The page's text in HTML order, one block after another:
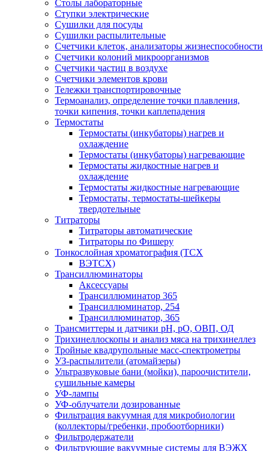
Столы лабораторные
Ступки электрические
Сушилки для посуды
Сушилки распылительные
Счетчики клеток, анализаторы жизнеспособности
Счетчики колоний микроорганизмов
Счетчики частиц в воздухе
Счетчики элементов крови
Тележки транспортировочные
Термоанализ, определение точки плавления,
точки кипения, точки каплепадения
Термостаты
Термостаты (инкубаторы) нагрев и
охлаждение
Термостаты (инкубаторы) нагревающие
Термостаты жидкостные нагрев и
охлаждение
Термостаты жидкостные нагревающие
Термостаты, термостаты-шейкеры
твердотельные
Титраторы
Титраторы автоматические
Титраторы по Фишеру
Тонкослойная хроматография (ТСХ
ВЭТСХ)
Трансиллюминаторы
Аксессуары
Трансиллюминатор 365
Трансиллюминатор, 254
Трансиллюминатор, 365
Трансмиттеры и датчики рН, рО, ОВП, ОД
Трихинеллоскопы и анализ мяса на трихинеллез
Тройные квадрупольные масс-спектрометры
УЗ-распылители (атомайзеры)
Ультразвуковые бани (мойки), пароочистители,
сушильные камеры
УФ-лампы
УФ-облучатели дозированные
Фильтрация вакуумная для микробиологии
(коллекторы/гребенки, пробоотборники)
Фильтродержатели
Фильтрующие вакуумные системы для ВЭЖХ